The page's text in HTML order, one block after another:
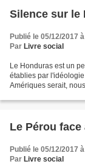
Silence sur le
Publié le 05/12/2017
Par Livre social
Le Honduras est un
établies par
Amériques serait,
Le Pérou face
Publié le 05/12/2017
Par Livre social